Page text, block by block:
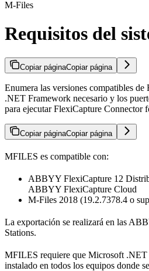
M-Files
Requisitos del
Copiar páginaCopiar página
Enumera las versiones compatibles
.NET Framework necesario y los
para ejecutar FlexiCapture Connector
Copiar páginaCopiar página
MFILES es compatible con:
ABBYY FlexiCapture 12
ABBYY FlexiCapture Cloud
M-Files 2018 (19.2.7378.4 o
La exportación se realizará en las
Stations.
MFILES requiere que Microsoft .NET
instalado en todos los equipos donde